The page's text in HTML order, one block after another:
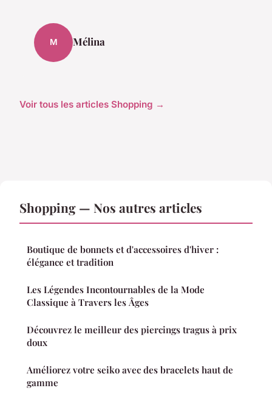
M Mélina
Voir tous les articles Shopping →
Shopping — Nos autres articles
Boutique de bonnets et d'accessoires d'hiver :
élégance et tradition
Les Légendes Incontournables de la Mode
Classique à Travers les Âges
Découvrez le meilleur des piercings tragus à prix
doux
Améliorez votre seiko avec des bracelets haut de
gamme